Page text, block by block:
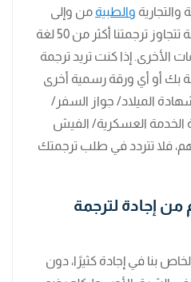
والتجارية والطبية من وإلى
عدد كبير من اللغات المختلفة تتجاوز ترجمتنا أكثر من 50 لغة
الأخرى. إذا كنت تريد ترجمة
بك أو أي ورقة رسمية أخرى
الميلاد/ جواز السفر/
الخدمة العسكرية/ الفيش
فلا تتردد في طلب ترجمتك
من إجادة لترجمة
بنا في إجادة كثيرًا، دون